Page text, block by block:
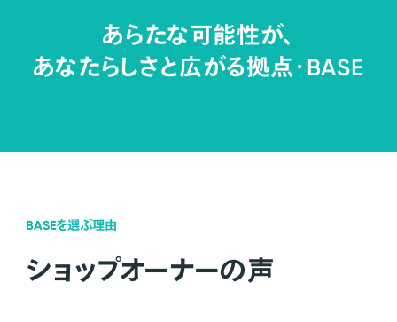
あらたな可能性が、
あなたらしさと広がる拠点・BASE
BASEを選ぶ理由
ショップオーナーの声